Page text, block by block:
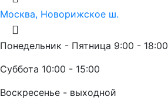
Москва, Новорижское ш.
Понедельник - Пятница 9:00 - 18:00
Суббота 10:00 - 15:00
Воскресенье - выходной